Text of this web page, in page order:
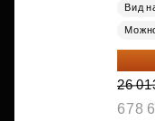
Вид
20
26
678